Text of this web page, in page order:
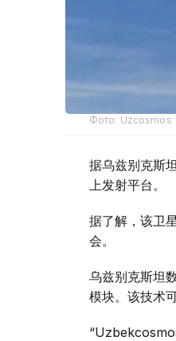
Фото: Uzcosmos
据乌兹别克斯
上发射平台。
据了解，该卫
会。
乌兹别克斯坦
模块。该技术